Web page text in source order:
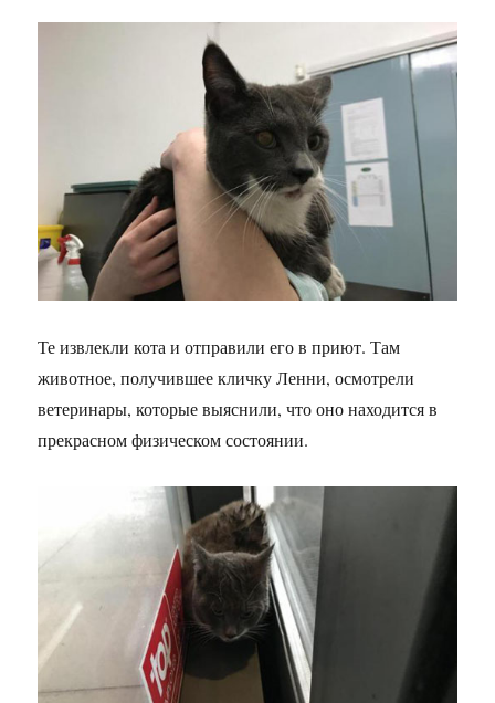
Те извлекли кота и отправили его в приют. Там
животное, получившее кличку Ленни, осмотрели
ветеринары, которые выяснили, что оно находится в
прекрасном физическом состоянии.